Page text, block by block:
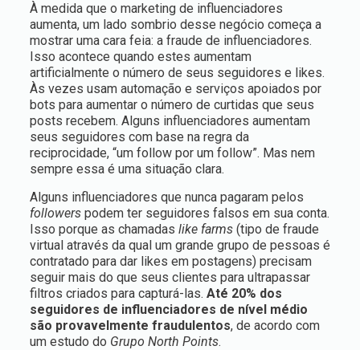
À medida que o marketing de influenciadores
aumenta, um lado sombrio desse negócio começa a
mostrar uma cara feia: a fraude de influenciadores.
Isso acontece quando estes aumentam
artificialmente o número de seus seguidores e likes.
Às vezes usam automação e serviços apoiados por
bots para aumentar o número de curtidas que seus
posts recebem. Alguns influenciadores aumentam
seus seguidores com base na regra da
reciprocidade, “um follow por um follow”. Mas nem
sempre essa é uma situação clara.
Alguns influenciadores que nunca pagaram pelos
followerspodem ter seguidores falsos em sua conta.
Isso porque as chamadas like farms(tipo de fraude
virtual através da qual um grande grupo de pessoas é
contratado para dar likes em postagens) precisam
seguir mais do que seus clientes para ultrapassar
filtros criados para capturá-las. Até 20% dos
seguidores de influenciadores de nível médio
são provavelmente fraudulentos, de acordo com
um estudo do Grupo North Points.